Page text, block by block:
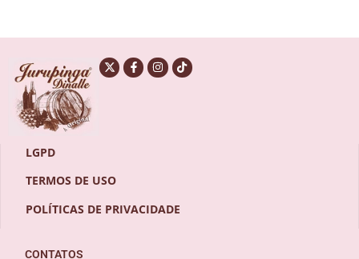
LGPD
TERMOS DE USO
POLÍTICAS DE PRIVACIDADE
CONTATOS